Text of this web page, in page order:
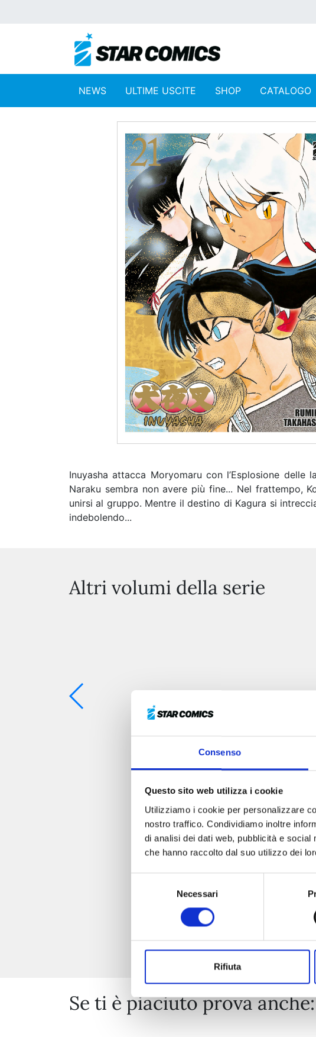
Consenso
Questo sito web utilizza i cookie
Utilizziamo i cookie per personalizzare
nostro traffico. Condividiamo inoltre
di analisi dei dati web, pubblicità e
che hanno raccolto dal suo utilizzo dei
Necessari
Rifiuta
NEWS ULTIME USCITE SHOP CATALOGO
Inuyasha attacca Moryomaru con l’Esplosione
Naraku sembra non avere più fine... Nel frattempo,
unirsi al gruppo. Mentre il destino di Kagura si
indebolendo...
Altri volumi della serie
Se ti è piaciuto prova anche: